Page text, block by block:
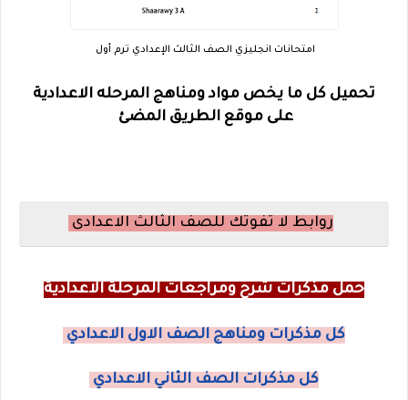
امتحانات انجليزي الصف الثالث الإعدادي ترم أول
تحميل كل ما يخص مواد ومناهج المرحله الاعدادية
على موقع الطريق المضئ
روابط لا تفوتك للصف الثالث الاعدادى
حمل مذكرات شرح ومراجعات المرحلة الاعدادية
كل مذكرات ومناهج الصف الاول الاعدادي
كل مذكرات الصف الثاني الاعدادي